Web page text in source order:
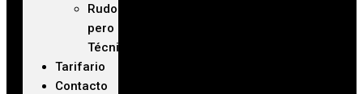
Rudo
pero
Técnico
Tarifario
Contacto